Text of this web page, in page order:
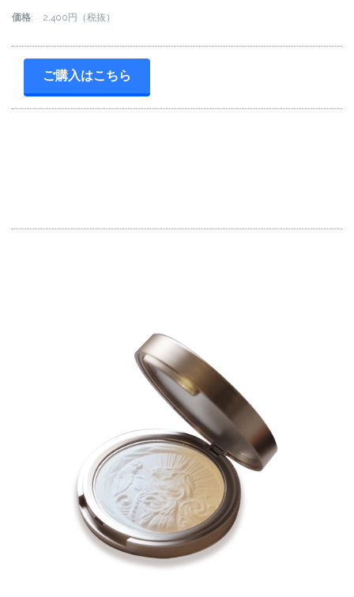
価格: 2,400円（税抜）
ご購入はこちら